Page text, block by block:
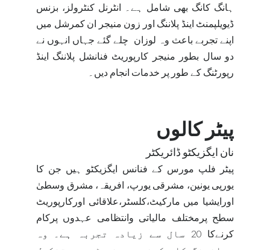
ہانگ کانگ بھی شامل ہے۔ انٹرنل کنٹرولز، بزنس
ڈیویلپمنٹ اینڈ پلاننگ اور زون منیجر ان کمرشل میں
اپنے تجربے باعث وہ لوزان چلے گئے جہاں انہوں نے
دو سال بطور منیجر کارپوریٹ فنانشل پلاننگ اینڈ
رپورٹنگ کے طور پر خدمات انجام دیں۔
پیٹر کالوں
نان ایگزیکٹو ڈائریکٹر
پیٹر فلپ مورس کے فنانس ایگزیکٹو ہیں جن کا
یورپی یونین، مشرقی یورپ، افریقہ، مشرق وسطیٰ
اورایشیا میں مارکیٹ،کلسٹر،علاقائی اورکارپوریٹ
سطح پرمختلف مالیاتی وانتظامی عہدوں پرکام
کرنےکا 20 سال سے زیادہ تجربہ ہے۔ وہ